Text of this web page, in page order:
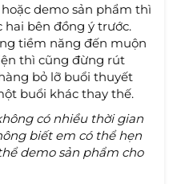
demo sản phẩm thì
hai bên đồng ý trước.
tiềm năng đến muộn
thì cũng đừng rút
bỏ lỡ buổi thuyết
buổi khác thay thế.
có nhiều thời gian
biết em có thể hẹn
demo sản phẩm cho